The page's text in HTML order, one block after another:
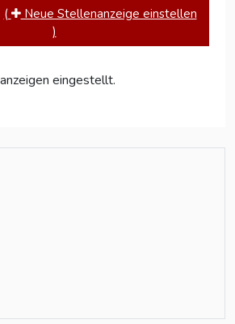
(
Neue Stellenanzeige einstellen
)
eingestellt.